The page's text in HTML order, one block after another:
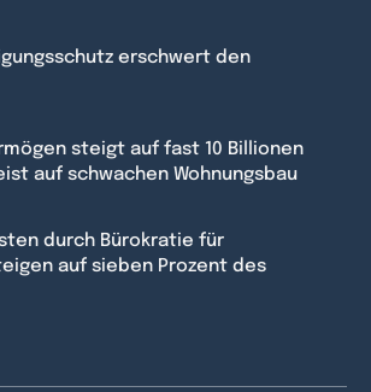
erschwert den
steigt auf fast 10 Billionen
auf schwachen Wohnungsbau
durch Bürokratie für
auf sieben Prozent des